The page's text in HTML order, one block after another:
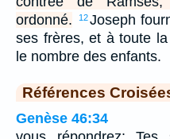
ordonné.
12Joseph
ses frères, et à toute
le nombre des enfants.
Références
Genèse 46:34